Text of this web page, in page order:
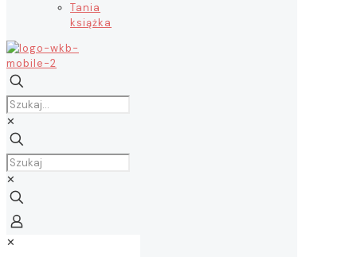
Tania
książka
✕
✕
✕